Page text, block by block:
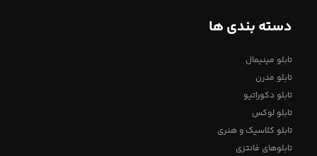
دسته بندی ها
تابلو مینیمال
تابلو مدرن
تابلو دکوراتیو
تابلو لوکس
تابلو کلاسیک و هنری
تابلوهای فانتزی